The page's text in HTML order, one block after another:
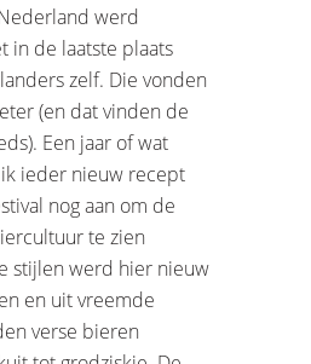
werd
in de laatste plaats
zelf. Die vonden
(en dat vinden de
Een jaar of wat
ieder nieuw recept
nog aan om de
te zien
stijlen werd hier nieuw
en uit vreemde
verse bieren